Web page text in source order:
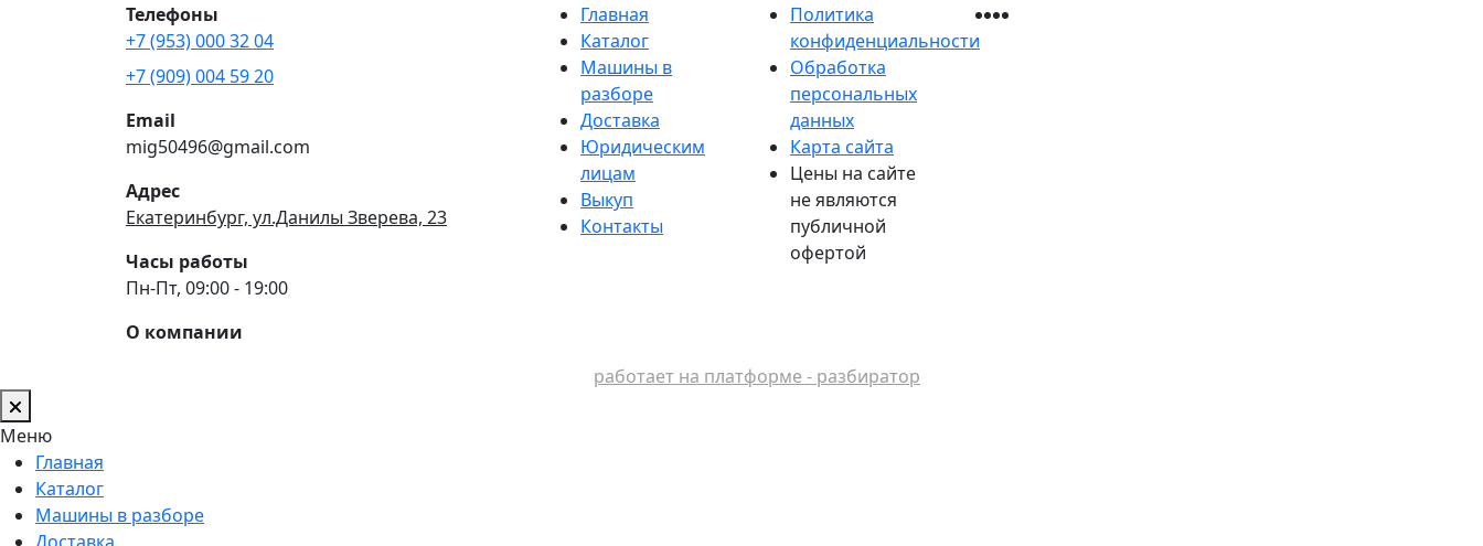
Телефоны
+7 (953) 000 32 04
+7 (909) 004 59 20
Email
mig50496@gmail.com
Адрес
Екатеринбург, ул.Данилы Зверева, 23
Часы работы
Пн-Пт, 09:00 - 19:00
О компании
Главная
Каталог
Машины в
разборе
Доставка
Юридическим
лицам
Выкуп
Контакты
Политика
конфиденциальности
Обработка
персональных
данных
Карта сайта
Цены на сайте
не являются
публичной
офертой
работает на платформе - разбиратор
Меню
Главная
Каталог
Машины в разборе